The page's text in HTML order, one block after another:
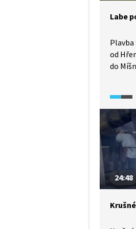
Krušné
Labe
Plavba
od
do
24:48